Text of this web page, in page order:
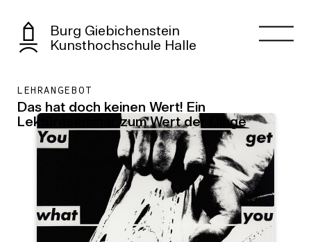
Burg Giebichenstein
Kunsthochschule Halle
LEHRANGEBOT
Das hat doch keinen Wert! Ein
Lektüreseminar zum Wert der Dinge